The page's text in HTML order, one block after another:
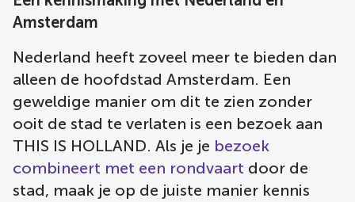
Amsterdam
Nederland heeft zoveel meer te bieden dan
alleen de hoofdstad Amsterdam. Een
geweldige manier om dit te zien zonder
ooit de stad te verlaten is een bezoek aan
THIS IS HOLLAND. Als je je bezoek
combineert met een rondvaart door de
stad, maak je op de juiste manier kennis